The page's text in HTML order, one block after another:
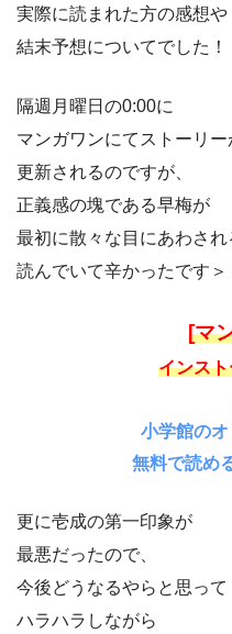
実際に読まれた方の感想や
結末予想についてでした！
隔週月曜日の0:00に
マンガワンにてストーリー
更新されるのですが、
正義感の塊である早梅が
最初に散々な目にあわされ
読んでいて辛かったです＞
[マ
インス
小学館の
無料で読め
更に壱成の第一印象が
最悪だったので、
今後どうなるやらと思って
ハラハラしながら